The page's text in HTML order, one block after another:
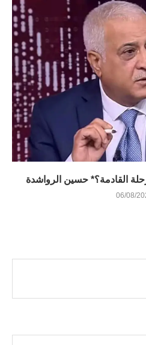
القادمة؟* حسين الرواشدة
06/08/